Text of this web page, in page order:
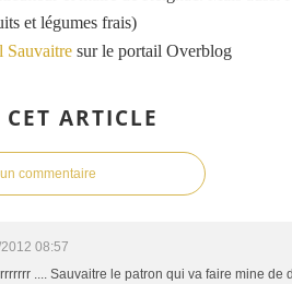
et légumes frais)
Sauvaitre sur le portail Overblog
ARTICLE
commentaire
08:57
.... Sauvaitre le patron qui va faire mine de